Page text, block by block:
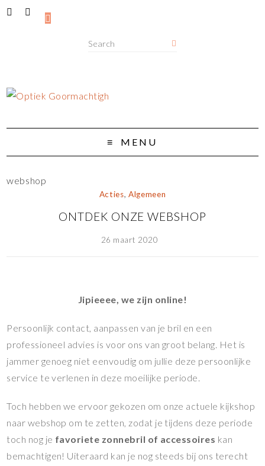
MENU
webshop
Acties, Algemeen
ONTDEK ONZE WEBSHOP
26 maart 2020
Jipieeee, we zijn online!
Persoonlijk contact, aanpassen van je bril en een
professioneel advies is voor ons van groot belang. Het is
jammer genoeg niet eenvoudig om jullie deze persoonlijke
service te verlenen in deze moeilijke periode.
Toch hebben we ervoor gekozen om onze actuele kijkshop
naar webshop om te zetten, zodat je tijdens deze periode
toch nog je favoriete zonnebril of accessoires kan
bemachtigen! Uiteraard kan je nog steeds bij ons terecht